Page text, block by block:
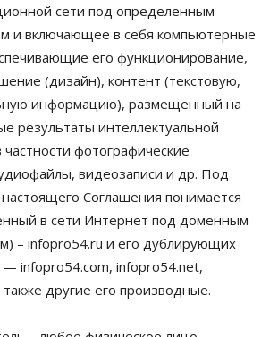
сети под определенным
и включающее в себя компьютерные
его функционирование,
(дизайн), контент (текстовую,
информацию), размещенный на
результаты интеллектуальной
фотографические
видеозаписи и др. Под
Соглашения понимается
в сети Интернет под доменным
– infopro54.ru и его дублирующих
infopro54.com, infopro54.net,
другие его производные.